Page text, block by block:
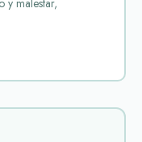
afectar a
populares están